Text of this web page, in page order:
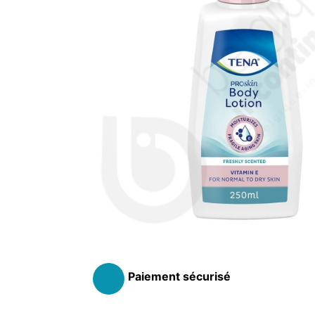
AIDE À LA CONTINENCE
MAILLOT DE
HYGIÈNE & SOIN ENFANT
Paiement sécurisé